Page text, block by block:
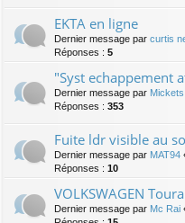
EKTA en ligne
Dernier message par curtis
Réponses : 5
"Syst echappement
Dernier message par Mickets
Réponses : 353
Fuite ldr visible au
Dernier message par MAT94
Réponses : 10
VOLKSWAGEN
Dernier message par Mc Rai